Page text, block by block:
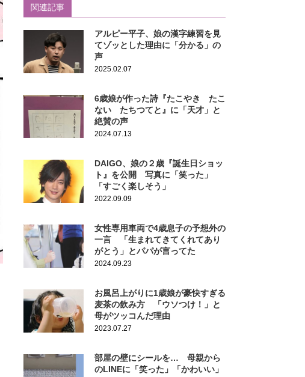
関連記事
アルピー平子、娘の漢字練習を見
てゾッとした理由に「分かる」の
声
2025.02.07
6歳娘が作った詩『たこやき たこ
ない たちつてと』に「天才」と
絶賛の声
2024.07.13
DAIGO、娘の２歳『誕生日ショッ
ト』を公開 写真に「笑った」
「すごく楽しそう」
2022.09.09
女性専用車両で4歳息子の予想外の
一言 「生まれてきてくれてあり
がとう」とパパが言ってた
2024.09.23
お風呂上がりに1歳娘が豪快すぎる
麦茶の飲み方 「ウソつけ！」と
母がツッコんだ理由
2023.07.27
部屋の壁にシールを… 母親から
のLINEに「笑った」「かわいい」